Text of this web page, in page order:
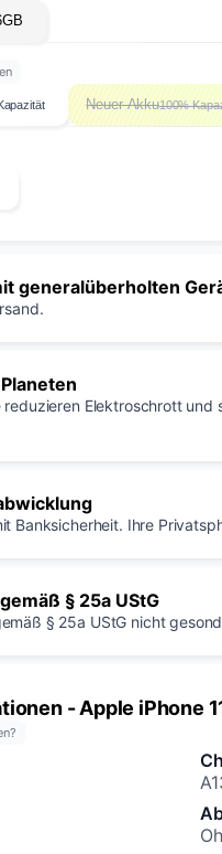
Neuer Akku100%
generalüberholten
Elektroschrott und
Banksicherheit. Ihre
§ 25a UStG
§ 25a UStG nicht
- Apple iPhone